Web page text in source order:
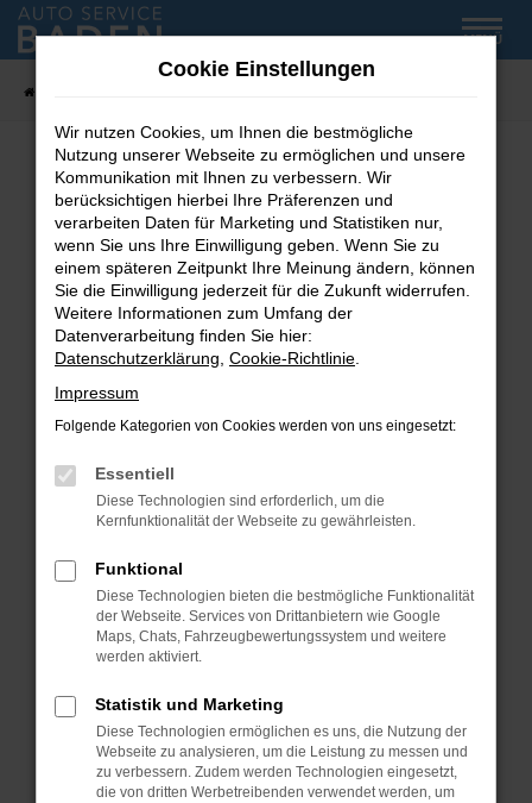
Zum
Hauptinhalt
MENÜ
Fehler: Network Error
Beim Laden ist ein Fehler aufgetreten.
Hier sind ein paar Tipps, die dir helfen können:
Überprüfe deine Firewall und deine
Internetverbindung.
Laden andere Webseiten, zum Beispiel deine
Suchmaschine?
Prüfe deine Browsererweiterungen.
können das Laden bestimmter Seiten
verhindern. Funktioniert die Seite in einem
Fenster?
Starte dein Gerät neu.
Das kann manchmal helfen, vorübergehende
Probleme zu beheben.
Betriebssystem auf dem neuesten Stand
sind.
Veraltete Software birgt nicht nur ein
Sicherheitsrisiko, sondern kann auch dazu
Cookie Einstellungen
Wir nutzen Cookies, um Ihnen die bestmögliche
Nutzung unserer Webseite zu ermöglichen und unsere
Kommunikation mit Ihnen zu verbessern. Wir
berücksichtigen hierbei Ihre Präferenzen und
verarbeiten Daten für Marketing und Statistiken nur,
wenn Sie uns Ihre Einwilligung geben. Wenn Sie zu
einem späteren Zeitpunkt Ihre Meinung ändern, können
Sie die Einwilligung jederzeit für die Zukunft widerrufen.
Weitere Informationen zum Umfang der
Datenverarbeitung finden Sie hier:
Datenschutzerklärung Cookie-Richtlinie
Impressum
Folgende Kategorien von Cookies werden von uns eingesetzt:
Essentiell
Diese Technologien sind erforderlich, um die
Kernfunktionalität der Webseite zu gewährleisten.
Funktional
Diese Technologien bieten die bestmögliche Funktionalität
der Webseite. Services von Drittanbietern wie Google
Maps, Chats, Fahrzeugbewertungssystem und weitere
werden aktiviert.
Statistik und Marketing
Diese Technologien ermöglichen es uns, die Nutzung der
Webseite zu analysieren, um die Leistung zu messen und
zu verbessern. Zudem werden Technologien eingesetzt,
die von dritten Werbetreibenden verwendet werden, um